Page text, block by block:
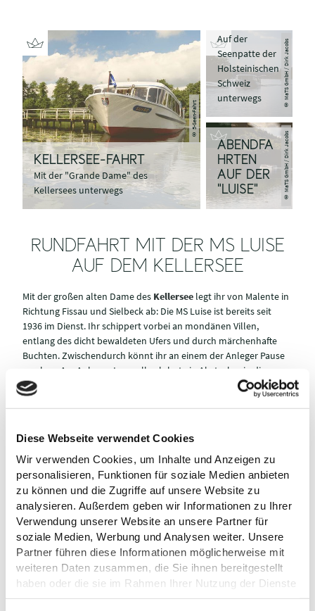
Diese Webseite verwendet Cookies
Wir verwenden Cookies, um Inhalte und Anzeigen zu
personalisieren, Funktionen für soziale Medien anbieten
zu können und die Zugriffe auf unsere Website zu
analysieren. Außerdem geben wir Informationen zu Ihrer
Verwendung unserer Website an unsere Partner für
soziale Medien, Werbung und Analysen weiter. Unsere
Partner führen diese Informationen möglicherweise mit
weiteren Daten zusammen, die Sie ihnen bereitgestellt
haben oder die sie im Rahmen Ihrer Nutzung der Dienste
gesammelt haben.
KELLERSEE-FAHRT
Mit der "Grande Dame" des
Kellersees unterwegs
© 5-Seen-Fahrt
Auf der
Seenpatte der
Holsteinischen
Schweiz
unterwegs
© MaTS GmbH / Dirk Jacobs
ABENDFA
HRTEN
AUF DER
"LUISE"
© MaTS GmbH / Dirk Jacobs
RUNDFAHRT MIT DER MS LUISE
AUF DEM KELLERSEE
Mit der großen alten Dame des Kellersee legt ihr von Malente in
Richtung Fissau und Sielbeck ab: Die MS Luise ist bereits seit
1936 im Dienst. Ihr schippert vorbei an mondänen Villen,
entlang des dicht bewaldeten Ufers und durch märchenhafte
Buchten. Zwischendurch könnt ihr an einem der Anleger Pause
machen. Am Anleger Janusallee lohnt ein Abstecher in die
WunderWelt Wasser
. Wer noch mehr Seen-Idylle möchte, kann
in Sielbeck aussteigen und einen Spaziergang zum
Ukleiseemit
auf euch. Von hier aus startet die MS Luise im Sommer am
Donnerstagabend zur romantischen Abendfahrt über den
Kellersee.